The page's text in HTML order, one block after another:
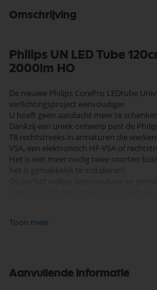
Omschrijving
Philips UN LED Tube
2000lm HO
De nieuwe Philips CorePro LEDtube
verlichtingsproject eenvoudiger.
U hoeft geen aandacht meer te
Dankzij een uniek ontwerp past de
T8 rechtstreeks in armaturen die
VSA, een elektronisch HF-VSA of
Het is niet meer nodig twee soorten
het is gemakkelijk te installeren!
Deze LED Tube (LED TL buis) vervangt
Fitting: G13
Type: LED tube, T8
Toon meer
Aanvullende informatie